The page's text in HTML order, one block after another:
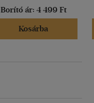
Borító ár: 4 499 Ft
Kosárba